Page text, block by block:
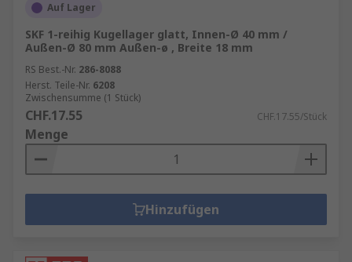
Auf Lager
SKF 1-reihig Kugellager glatt, Innen-Ø 40 mm /
Außen-Ø 80 mm Außen-ø , Breite 18 mm
RS Best.-Nr. 286-8088
Herst. Teile-Nr. 6208
Zwischensumme (1 Stück)
CHF.17.55 CHF.17.55/Stück
Menge
Hinzufügen